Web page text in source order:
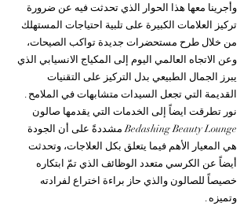
وأجرينا معها هذا الحوار الذي تحدثت فيه عن ضرورة
تركيز العلامات الكبيرة على تلبية احتياجات المستهلك
من خلال طرح مستحضرات جديدة تواكب الصيحات،
وعن الاتجاه العالمي اليوم إلى المكياج الانسيابي الذي
يبرز الجمال الطبيعي بدل التركيز على التقنيات
القديمة التي تجعل السيدات متشابهات في الملامح.
نور تطرقت ايضاً إلى الخدمات التي يقدمها صالون
Bedashing Beauty Lounge مشددةً على أن الجودة
هي المعيار الأهم فيما يتعلق بكل العلاجات، وتحدثت
أيضاً عن الكرسي متعدد الوظائف الذي تمّ ابتكاره
خصيصاً للصالون والذي حاز براءة اختراع لفرادته
وتميزه.